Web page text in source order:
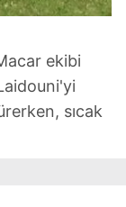
ekibi
sıcak